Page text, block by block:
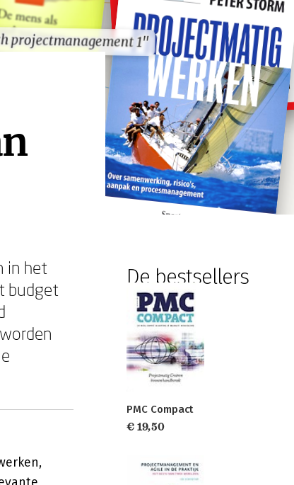
projectmanagement 1"
projectmanagement 1"
in het
budget
De bestsellers
PMC Compact
€ 19,50